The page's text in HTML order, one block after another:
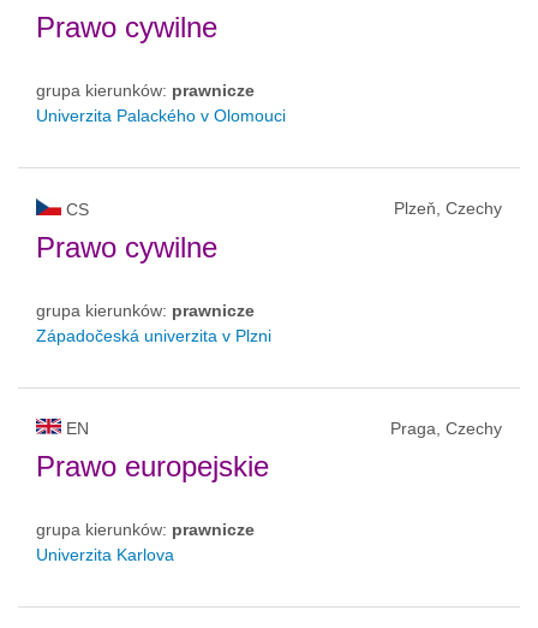
Prawo cywilne
grupa kierunków: prawnicze
Univerzita Palackého v Olomouci
CS Plzeň, Czechy
Prawo cywilne
grupa kierunków: prawnicze
Západočeská univerzita v Plzni
EN Praga, Czechy
Prawo europejskie
grupa kierunków: prawnicze
Univerzita Karlova